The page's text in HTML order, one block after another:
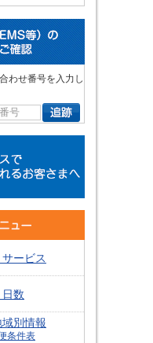
わせ番号を入力し
ービス
数
域別情報
条件表